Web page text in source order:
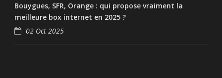
Bouygues, SFR, Orange : qui propose vraiment la
meilleure box internet en 2025 ?
02 Oct 2025